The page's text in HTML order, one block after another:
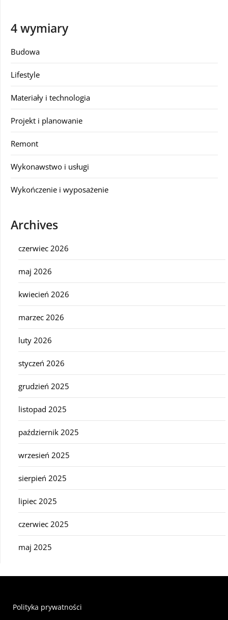
4 wymiary
Budowa
Lifestyle
Materiały i technologia
Projekt i planowanie
Remont
Wykonawstwo i usługi
Wykończenie i wyposażenie
Archives
czerwiec 2026
maj 2026
kwiecień 2026
marzec 2026
luty 2026
styczeń 2026
grudzień 2025
listopad 2025
październik 2025
wrzesień 2025
sierpień 2025
lipiec 2025
czerwiec 2025
maj 2025
Polityka prywatności